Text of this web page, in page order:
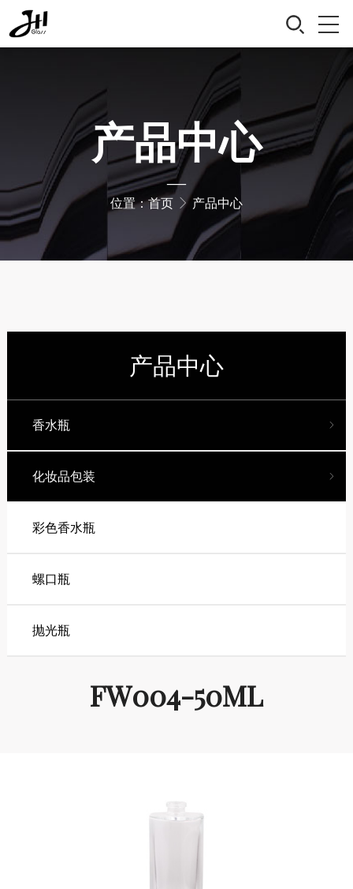
产品中心
—
位置：首页 产品中心
产品中心
香水瓶
化妆品包装
彩色香水瓶
螺口瓶
抛光瓶
FW004-50ML